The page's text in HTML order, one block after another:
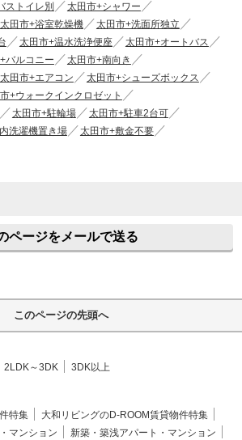
ストイレ別
太田市+シャワー
太田市+浴室乾燥機
太田市+洗面所独立
太田市+温水洗浄便座
太田市+オートバス
バルコニー
太田市+南向き
太田市+エアコン
太田市+シューズボックス
+ウォークインクロゼット
太田市+駐輪場
太田市+駐車2台可
洗濯機置き場
太田市+敷金不要
ページをメールで送る
このページの先頭へ
2LDK～3DK 3DK以上
特集
大和リビングのD-ROOM賃貸物件特集
マンション
新築・築浅アパート・マンション